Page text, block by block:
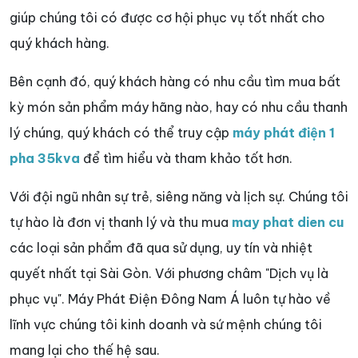
giúp chúng tôi có được cơ hội phục vụ tốt nhất cho
quý khách hàng.
Bên cạnh đó, quý khách hàng có nhu cầu tìm mua bất
kỳ món sản phẩm máy hãng nào, hay có nhu cầu thanh
lý chúng, quý khách có thể truy cập máy phát điện 1
pha 35kva để tìm hiểu và tham khảo tốt hơn.
Với đội ngũ nhân sự trẻ, siêng năng và lịch sự. Chúng tôi
tự hào là đơn vị thanh lý và thu mua may phat dien cu
các loại sản phẩm đã qua sử dụng, uy tín và nhiệt
quyết nhất tại Sài Gòn. Với phương châm "Dịch vụ là
phục vụ". Máy Phát Điện Đông Nam Á luôn tự hào về
lĩnh vực chúng tôi kinh doanh và sứ mệnh chúng tôi
mang lại cho thế hệ sau.